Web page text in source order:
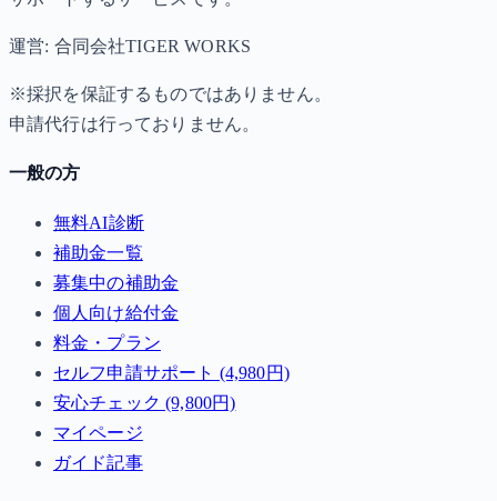
運営: 合同会社TIGER WORKS
※採択を保証するものではありません。
申請代行は行っておりません。
一般の方
無料AI診断
補助金一覧
募集中の補助金
個人向け給付金
料金・プラン
セルフ申請サポート (4,980円)
安心チェック (9,800円)
マイページ
ガイド記事